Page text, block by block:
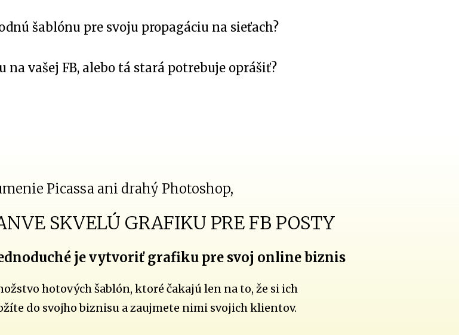
šablónu pre svoju propagáciu na sieťach?
vašej FB, alebo tá stará potrebuje oprášiť?
Picassa ani drahý Photoshop,
SKVELÚ GRAFIKU PRE FB POSTY
je vytvoriť grafiku pre svoj online biznis
hotových šablón, ktoré čakajú len na to, že si ich
do svojho biznisu a zaujmete nimi svojich klientov.